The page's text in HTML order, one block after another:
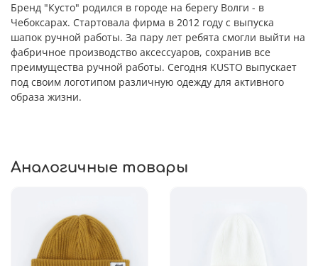
Бренд "Кусто" родился в городе на берегу Волги - в
Чебоксарах. Стартовала фирма в 2012 году с выпуска
шапок ручной работы. За пару лет ребята смогли выйти на
фабричное производство аксессуаров, сохранив все
преимущества ручной работы. Сегодня KUSTO выпускает
под своим логотипом различную одежду для активного
образа жизни.
Аналогичные товары